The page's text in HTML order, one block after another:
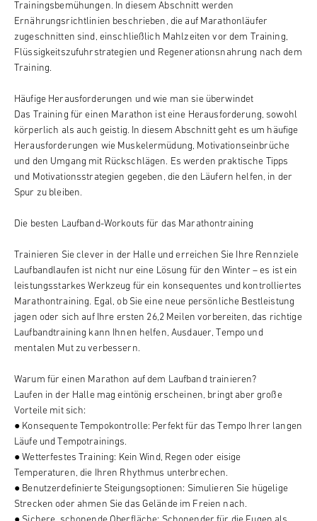
Trainingsbemühungen. In diesem Abschnitt werden
Ernährungsrichtlinien beschrieben, die auf Marathonläufer
zugeschnitten sind, einschließlich Mahlzeiten vor dem Training,
Flüssigkeitszufuhrstrategien und Regenerationsnahrung nach dem
Training.
Häufige Herausforderungen und wie man sie überwindet
Das Training für einen Marathon ist eine Herausforderung, sowohl
körperlich als auch geistig. In diesem Abschnitt geht es um häufige
Herausforderungen wie Muskelermüdung, Motivationseinbrüche
und den Umgang mit Rückschlägen. Es werden praktische Tipps
und Motivationsstrategien gegeben, die den Läufern helfen, in der
Spur zu bleiben.
Die besten Laufband-Workouts für das Marathontraining
Trainieren Sie clever in der Halle und erreichen Sie Ihre Rennziele
Laufbandlaufen ist nicht nur eine Lösung für den Winter – es ist ein
leistungsstarkes Werkzeug für ein konsequentes und kontrolliertes
Marathontraining. Egal, ob Sie eine neue persönliche Bestleistung
jagen oder sich auf Ihre ersten 26,2 Meilen vorbereiten, das richtige
Laufbandtraining kann Ihnen helfen, Ausdauer, Tempo und
mentalen Mut zu verbessern.
Warum für einen Marathon auf dem Laufband trainieren?
Laufen in der Halle mag eintönig erscheinen, bringt aber große
Vorteile mit sich:
● Konsequente Tempokontrolle: Perfekt für das Tempo Ihrer langen
Läufe und Tempotrainings.
● Wetterfestes Training: Kein Wind, Regen oder eisige
Temperaturen, die Ihren Rhythmus unterbrechen.
● Benutzerdefinierte Steigungsoptionen: Simulieren Sie hügelige
Strecken oder ahmen Sie das Gelände im Freien nach.